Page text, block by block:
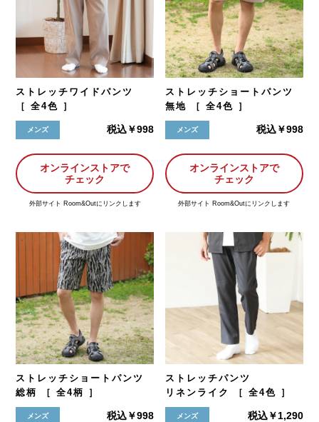
ストレッチワイドパンツ
［ 全4色 ］
メンズ 税込￥998
オンラインストアで
チェック
外部サイト Room&Outにリンクします
ストレッチショートパンツ
無地 ［ 全4色 ］
メンズ 税込￥998
オンラインストアで
チェック
外部サイト Room&Outにリンクします
ストレッチショートパンツ
総柄 ［ 全4柄 ］
メンズ 税込￥998
ストレッチパンツ
リネンライク ［ 全4色 ］
メンズ 税込￥1,290